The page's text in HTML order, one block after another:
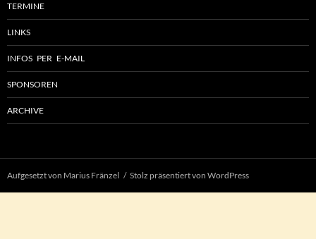
TERMINE
LINKS
INFOS PER E-MAIL
SPONSOREN
ARCHIVE
Aufgesetzt von Marius Fränzel Stolz präsentiert von WordPress